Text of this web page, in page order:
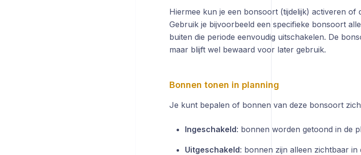
Hiermee kun je een bonsoort (tijdelijk) activeren of
Gebruik je bijvoorbeeld een specifieke bonsoort
buiten die periode eenvoudig uitschakelen. De
maar blijft wel bewaard voor later gebruik.
Bonnen tonen in planning
Je kunt bepalen of bonnen van deze bonsoort
Ingeschakeld: bonnen worden getoond in de
Uitgeschakeld: bonnen zijn alleen zichtbaar in